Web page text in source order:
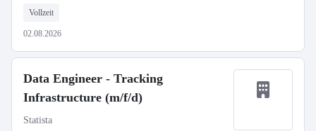
Vollzeit
02.08.2026
Data Engineer - Tracking
Infrastructure (m/f/d)
Statista